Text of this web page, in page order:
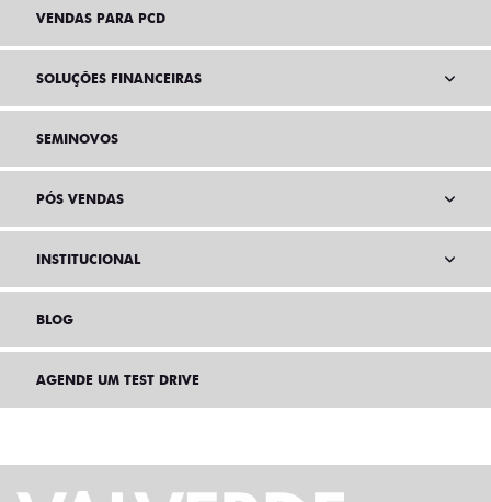
VENDAS PARA PCD
SOLUÇÕES FINANCEIRAS
SEMINOVOS
PÓS VENDAS
INSTITUCIONAL
BLOG
AGENDE UM TEST DRIVE